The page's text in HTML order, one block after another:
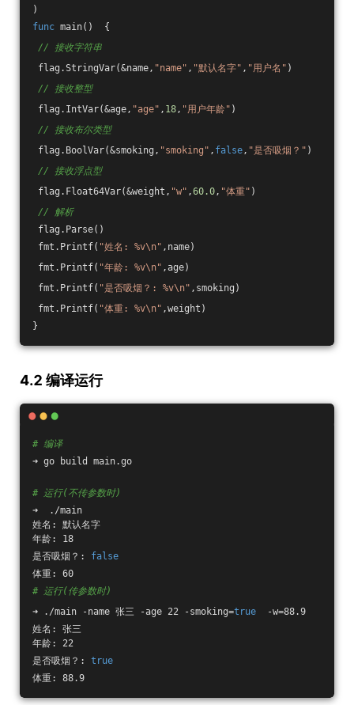
)
func main()
{
// 接收字符串
flag.StringVar(&name, "name" , "默认名字" , "用户名" )
// 接收整型
flag.IntVar(&age, "age" , 18, "用户年龄" )
// 接收布尔类型
flag.BoolVar(&smoking, "smoking" , false, "是否吸烟？" )
// 接收浮点型
flag.Float64Var(&weight, "w" ,60.0, "体重" )
// 解析
flag.Parse()
fmt.Printf( "姓名: %v\n" ,name)
fmt.Printf( "年龄: %v\n" ,age)
fmt.Printf( "是否吸烟？: %v\n" ,smoking)
fmt.Printf( "体重: %v\n" ,weight)
}
4.2 编译运行
# 编译
➜ go build main.go
# 运行(不传参数时)
➜  ./main
姓名: 默认名字
年龄: 18
是否吸烟？: false
体重: 60
# 运行(传参数时)
➜ ./main -name 张三 -age 22 -smoking=true -w=88.9
姓名: 张三
年龄: 22
是否吸烟？: true
体重: 88.9